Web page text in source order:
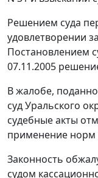
Решением суда
удовлетворении
Постановлением
07.11.2005
В жалобе,
суд Уральского
судебные акты
применение норм
Законность
судом